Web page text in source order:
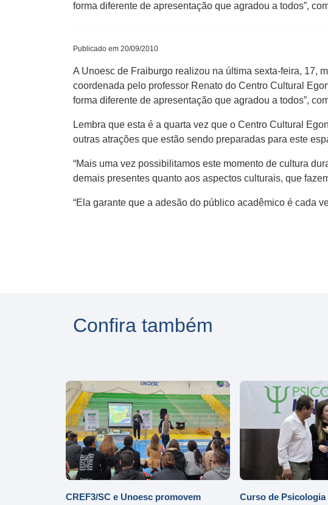
forma diferente de apresentação que agradou a todos”,
Publicado em 20/09/2010
A Unoesc de Fraiburgo realizou na última sexta-feira, 17,
coordenada pelo professor Renato do Centro Cultural
forma diferente de apresentação que agradou a todos”,
Lembra que esta é a quarta vez que o Centro Cultural
outras atrações que estão sendo preparadas para este
“Mais uma vez possibilitamos este momento de cultura
demais presentes quanto aos aspectos culturais, que
“Ela garante que a adesão do público acadêmico é cada
Confira também
CREF3/SC e Unoesc promovem
Curso de Psicologia